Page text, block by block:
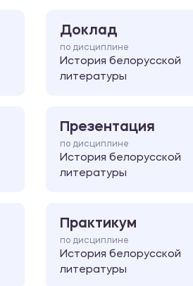
Доклад
по дисциплине
История белорусской
литературы
Презентация
по дисциплине
История белорусской
литературы
Практикум
по дисциплине
История белорусской
литературы